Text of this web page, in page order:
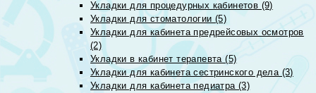
Укладки для процедурных кабинетов (9)
Укладки для стоматологии (5)
Укладки для кабинета предрейсовых осмотров
(2)
Укладки в кабинет терапевта (5)
Укладки для кабинета сестринского дела (3)
Укладки для кабинета педиатра (3)